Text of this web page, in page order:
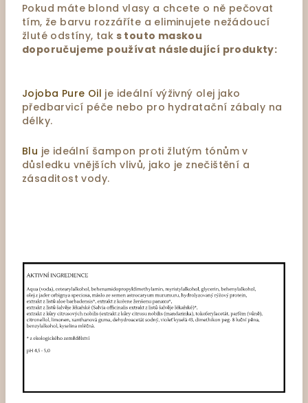
Pokud máte blond vlasy a chcete o ně pečovat
tím, že barvu rozzáříte a eliminujete nežádoucí
žluté odstíny, tak s touto maskou
doporučujeme používat následující produkty:
Jojoba Pure Oil je ideální výživný olej jako
předbarvicí péče nebo pro hydratační zábaly na
délky.
Blu je ideální šampon proti žlutým tónům v
důsledku vnějších vlivů, jako je znečištění a
zásaditost vody.